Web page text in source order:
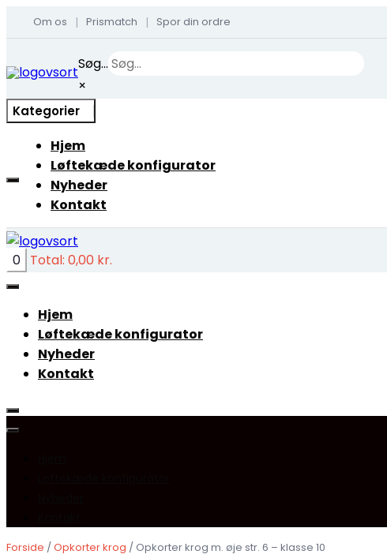
Om os | Prismatch | Spor din ordre
to
Søg...
×
Kategorier
Hjem
Løftekæde konfigurator
Nyheder
Kontakt
0 Total: 0,00 kr.
Hjem
Løftekæde konfigurator
Nyheder
Kontakt
Forside /Opkorter krog / Opkorter krog m. øje str. 6 – klasse 10